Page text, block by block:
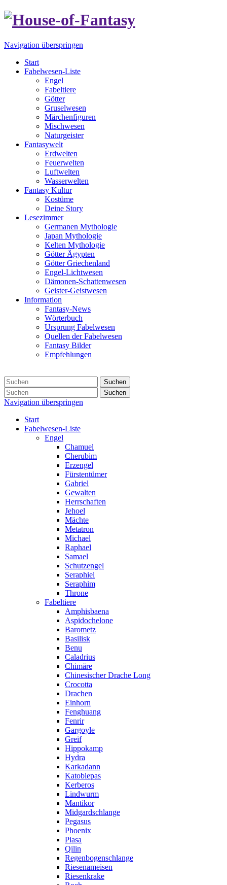
Navigation überspringen
Start
Fabelwesen-Liste
Engel
Fabeltiere
Götter
Gruselwesen
Märchenfiguren
Mischwesen
Naturgeister
Fantasywelt
Erdwelten
Feuerwelten
Luftwelten
Wasserwelten
Fantasy Kultur
Kostüme
Deine Story
Lesezimmer
Germanen Mythologie
Japan Mythologie
Kelten Mythologie
Götter Ägypten
Götter Griechenland
Engel-Lichtwesen
Dämonen-Schattenwesen
Geister-Geistwesen
Information
Fantasy-News
Wörterbuch
Ursprung Fabelwesen
Quellen der Fabelwesen
Fantasy Bilder
Empfehlungen
Suchen
Suchen
Navigation überspringen
Start
Fabelwesen-Liste
Engel
Chamuel
Cherubim
Erzengel
Fürstentümer
Gabriel
Gewalten
Herrschaften
Jehoel
Mächte
Metatron
Michael
Raphael
Samael
Schutzengel
Seraphiel
Seraphim
Throne
Fabeltiere
Amphisbaena
Aspidochelone
Barometz
Basilisk
Benu
Caladrius
Chimäre
Chinesischer Drache Long
Crocotta
Drachen
Einhorn
Fenghuang
Fenrir
Gargoyle
Greif
Hippokamp
Hydra
Karkadann
Katoblepas
Kerberos
Lindwurm
Mantikor
Midgardschlange
Pegasus
Phoenix
Piasa
Qilin
Regenbogenschlange
Riesenameisen
Riesenkrake